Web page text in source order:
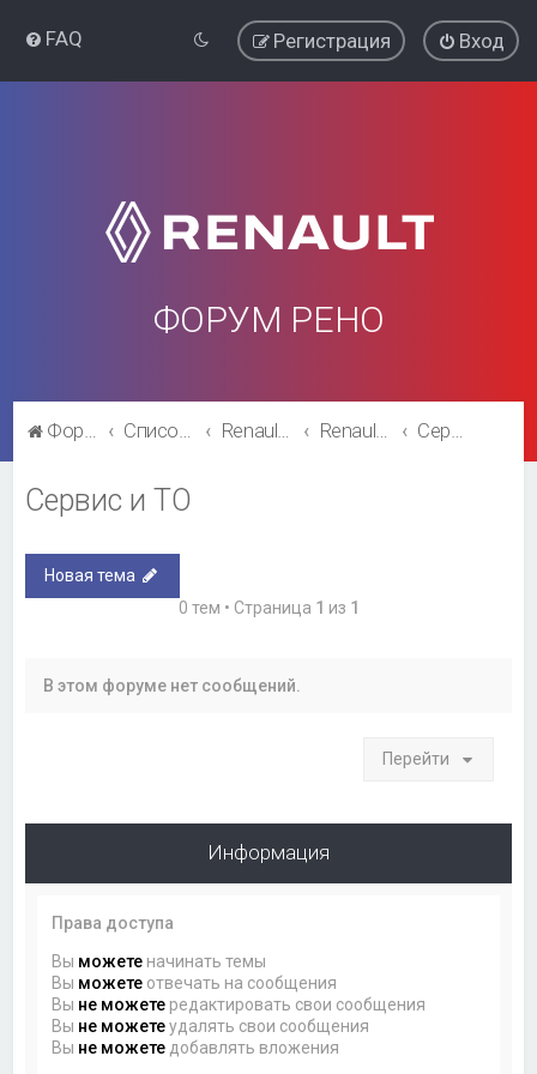
FAQ Вход
Регистрация
ФОРУМ РЕНО
Форум Рено Список форумов Renault Fluence Renault Fluence Сервис и ТО
Сервис и ТО
Новая тема
0 тем • Страница 1 из 1
В этом форуме нет сообщений.
Перейти
Информация
Права доступа
Вы можете начинать темы
Вы можете отвечать на сообщения
Вы не можете редактировать свои сообщения
Вы не можетеудалять свои сообщения
Вы не можете добавлять вложения